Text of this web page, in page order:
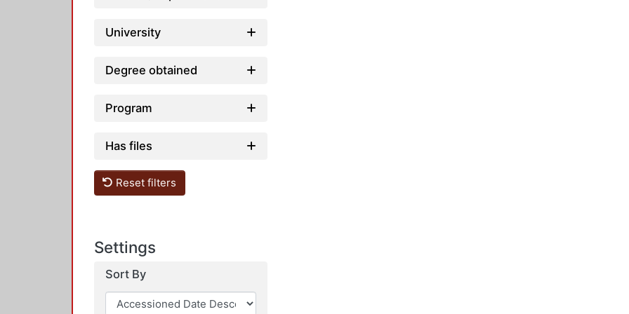
University
Degree obtained
Program
Has files
Reset filters
Settings
Sort By